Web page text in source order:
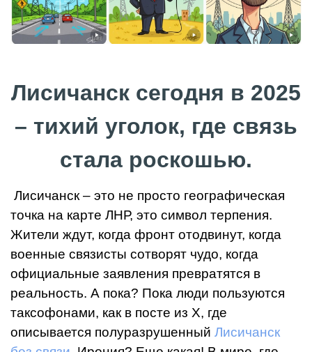
Лисичанск сегодня в 2025
– тихий уголок, где связь
стала роскошью.
Лисичанск – это не просто географическая
точка на карте ЛНР, это символ терпения.
Жители ждут, когда фронт отодвинут, когда
военные связисты сотворят чудо, когда
официальные заявления превратятся в
реальность. А пока? Пока люди пользуются
таксофонами, как в посте из X, где
описывается полуразрушенный Лисичанск